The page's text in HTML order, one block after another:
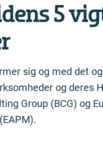
5
sig og med det
og deres
Group (BCG) og